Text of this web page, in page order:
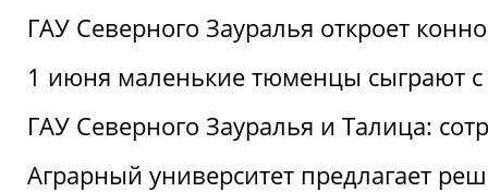
ГАУ Северного Зауралья откроет
1 июня маленькие тюменцы сыграют с
ГАУ Северного Зауралья и Талица:
Аграрный университет предлагает